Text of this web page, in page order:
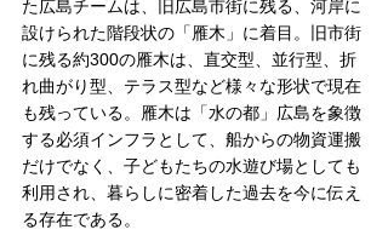
た広島チームは、旧広島市街に残る、河岸に
設けられた階段状の「雁木」に着目。旧市街
に残る約300の雁木は、直交型、並行型、折
れ曲がり型、テラス型など様々な形状で現在
も残っている。雁木は「水の都」広島を象徴
する必須インフラとして、船からの物資運搬
だけでなく、子どもたちの水遊び場としても
利用され、暮らしに密着した過去を今に伝え
る存在である。